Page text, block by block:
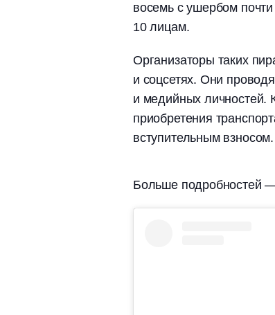
восемь с ушербом
10 лицам.
Организаторы таких
и соцсетях. Они
и медийных личностей.
приобретения
вступительным взносом.
Больше подробностей